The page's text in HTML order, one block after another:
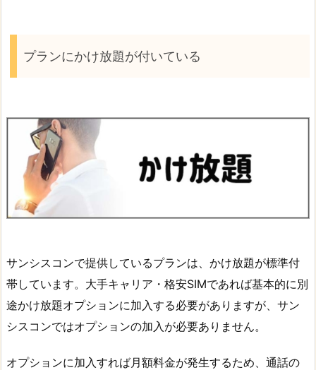
プランにかけ放題が付いている
サンシスコンで提供しているプランは、かけ放題が標準付
帯しています。大手キャリア・格安SIMであれば基本的に別
途かけ放題オプションに加入する必要がありますが、サン
シスコンではオプションの加入が必要ありません。
オプションに加入すれば月額料金が発生するため、通話の